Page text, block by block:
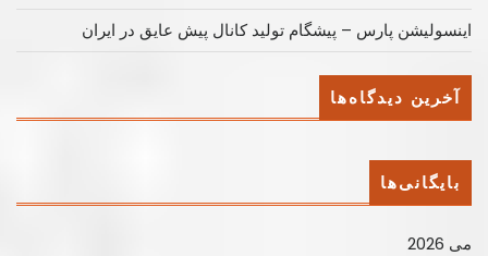
اینسولیشن پارس – پیشگام تولید کانال پیش عایق در ایران
آخرین دیدگاه‌ها
بایگانی‌ها
می 2026